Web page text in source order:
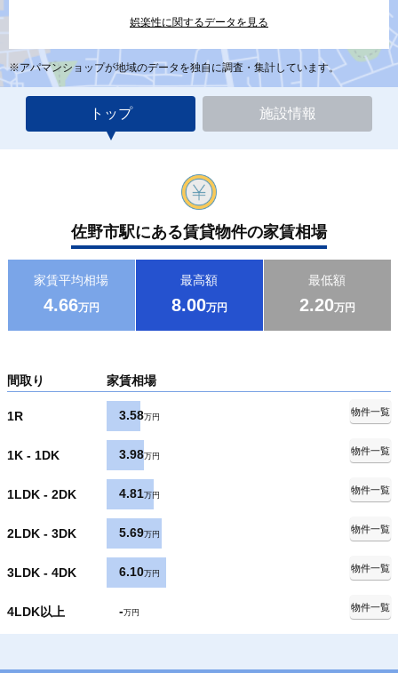
娯楽性に関するデータを見る
※アパマンショップが地域のデータを独自に調査・集計しています。
トップ 施設情報
佐野市駅にある賃貸物件の家賃相場
家賃平均相場
4.66万円
最高額
8.00万円
最低額
2.20万円
間取り 家賃相場
1R 3.58万円
物件一覧
1K - 1DK 3.98万円
物件一覧
1LDK - 2DK 4.81万円
物件一覧
2LDK - 3DK 5.69万円
物件一覧
3LDK - 4DK 6.10万円
物件一覧
4LDK以上 -万円
物件一覧